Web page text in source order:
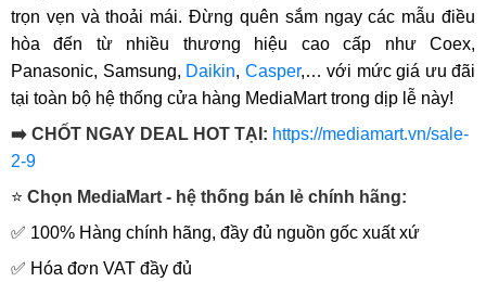
trọn vẹn và thoải mái. Đừng quên sắm ngay các mẫu điều
hòa đến từ nhiều thương hiệu cao cấp như Coex,
Panasonic, Samsung, Daikin, Casper,… với mức giá ưu đãi
tại toàn bộ hệ thống cửa hàng MediaMart trong dịp lễ này!
➡️ CHỐT NGAY DEAL HOT TẠI: https://mediamart.vn/sale-
2-9
⭐ Chọn MediaMart - hệ thống bán lẻ chính hãng:
✅ 100% Hàng chính hãng, đầy đủ nguồn gốc xuất xứ
✅ Hóa đơn VAT đầy đủ